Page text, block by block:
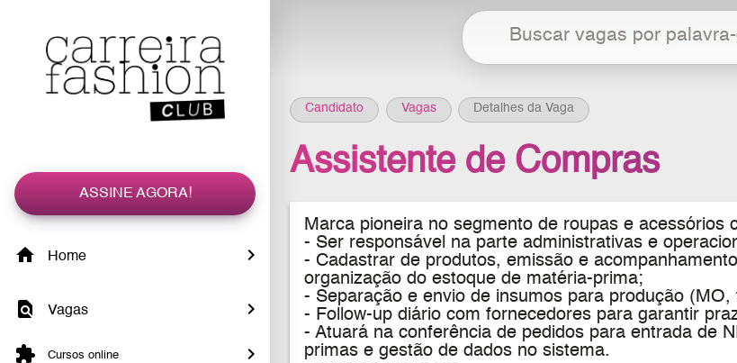
ASSINE AGORA!
Home
Vagas
Cursos online
Candidato Vagas Detalhes da Vaga
Assistente de Compras
Marca pioneira no segmento de roupas e acessórios
- Ser responsável na parte administrativas e
- Cadastrar de produtos, emissão e
organização do estoque de matéria-prima;
- Separação e envio de insumos para produção (MO,
- Follow-up diário com fornecedores para garantir
- Atuará na conferência de pedidos para entrada de
primas e gestão de dados no sistema.